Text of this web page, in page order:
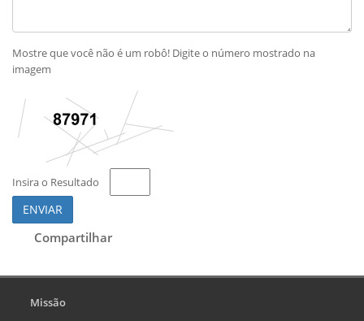
Mostre que você não é um robô! Digite o número mostrado na
imagem
Insira o Resultado
ENVIAR
Compartilhar
Missão